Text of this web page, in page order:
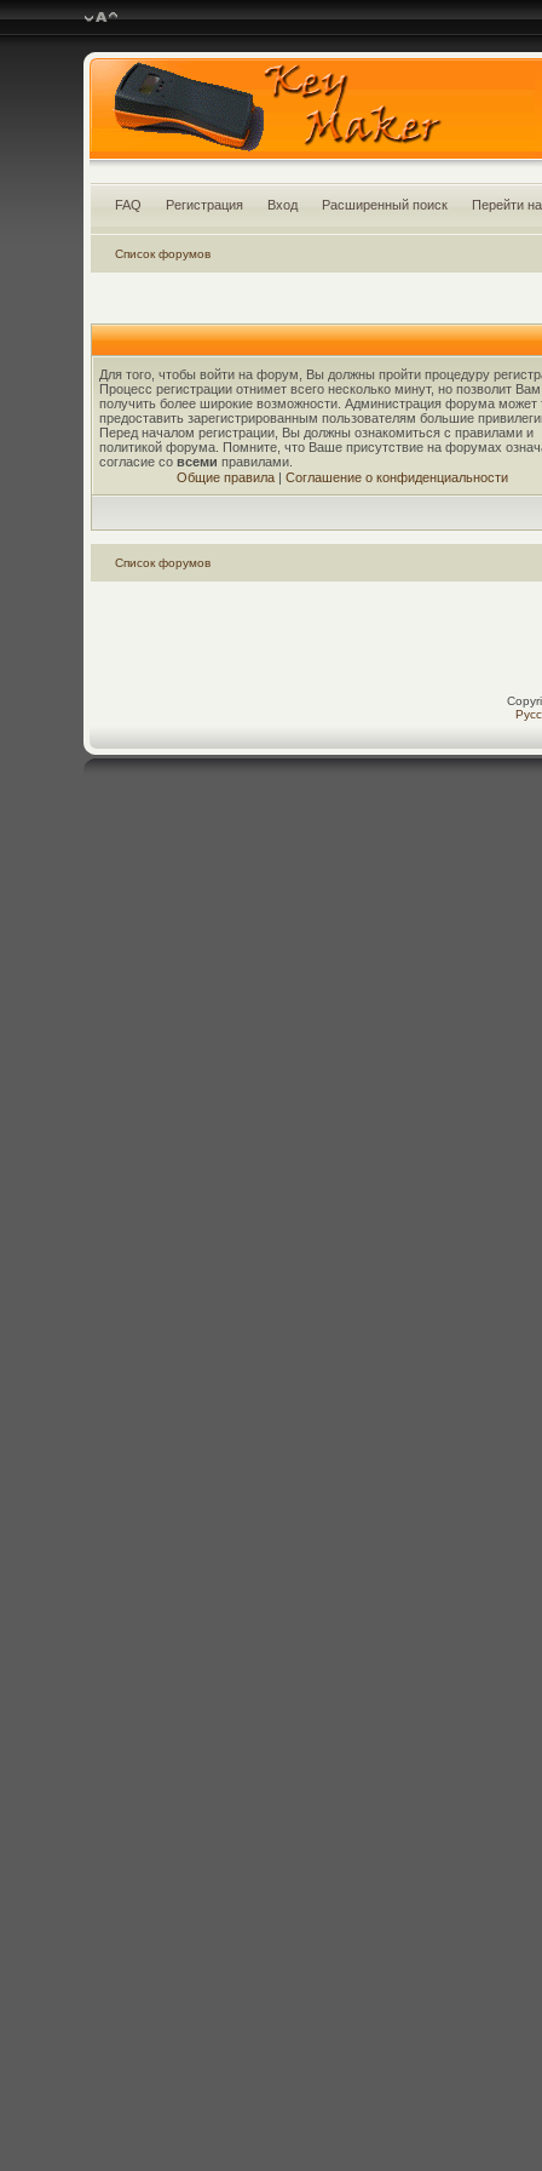
FAQ Регистрация Вход Расширенный поиск Перейти
Список форумов
Для того, чтобы войти на форум, Вы должны пройти процедуру
Процесс регистрации отнимет всего несколько минут, но позволит Вам
получить более широкие возможности. Администрация форума может
предоставить зарегистрированным пользователям большие
Перед началом регистрации, Вы должны ознакомиться с правилами и
политикой форума. Помните, что Ваше присутствие на форумах
согласие со всеми правилами.
Общие правила| Соглашение о конфиденциальности
Список форумов